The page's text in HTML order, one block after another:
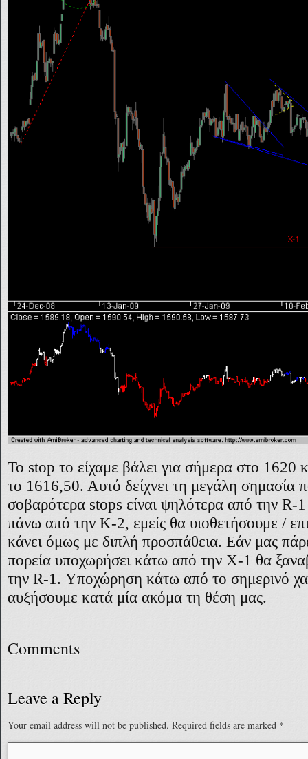
Το stop το είχαμε βάλει για σήμερα στο 1620
το 1616,50. Αυτό δείχνει τη μεγάλη σημασία
σοβαρότερα stops είναι ψηλότερα από την R-1
πάνω από την Κ-2, εμείς θα υιοθετήσουμε /
κάνει όμως με διπλή προσπάθεια. Εάν μας
πορεία υποχωρήσει κάτω από την Χ-1 θα
την R-1. Υποχώρηση κάτω από το σημερινό
αυξήσουμε κατά μία ακόμα τη θέση μας.
Comments
Leave a Reply
Your email address will not be published. Required fields are marked *